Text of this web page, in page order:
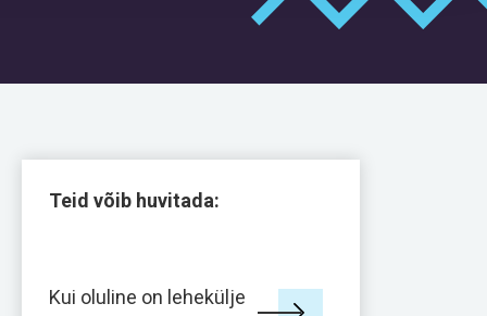
Teid võib huvitada:
Kui oluline on lehekülje